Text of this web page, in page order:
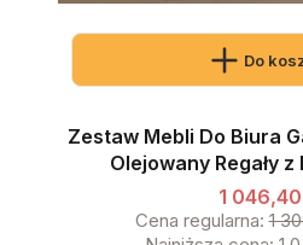
Do
Zestaw Mebli Do Biura
Olejowany Regały z
1 046,40
Cena regularna: 1